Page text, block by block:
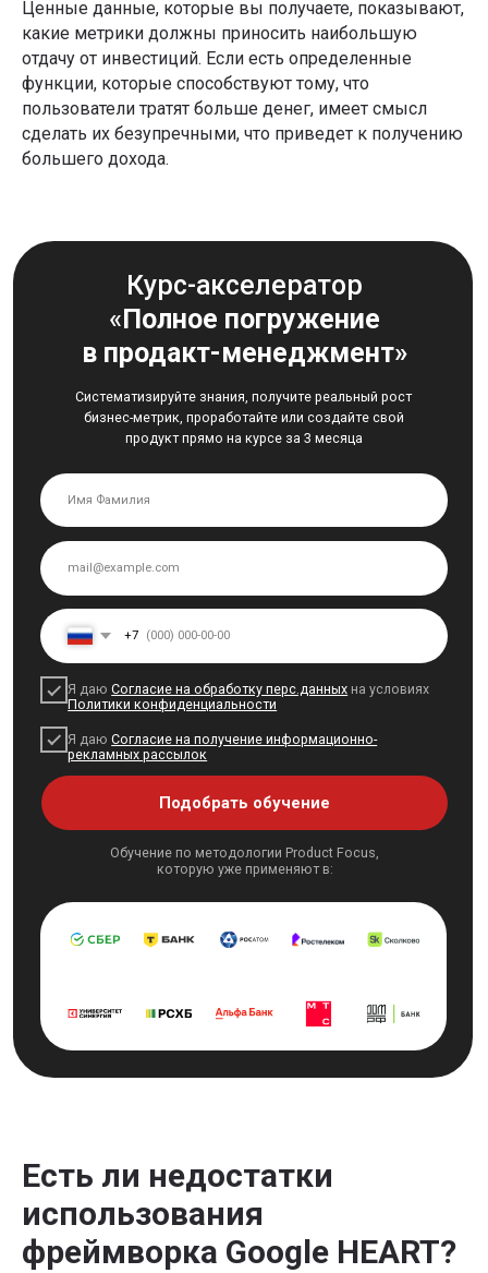
Ценные данные, которые вы получаете, показывают,
какие метрики должны приносить наибольшую
отдачу от инвестиций. Если есть определенные
функции, которые способствуют тому, что
пользователи тратят больше денег, имеет смысл
сделать их безупречными, что приведет к получению
большего дохода.
Есть ли недостатки
использования
фреймворка Google HEART?